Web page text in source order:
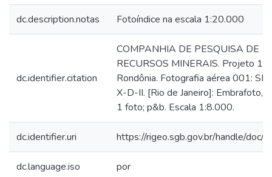
dc.description.notas Fotoíndice na escala 1:20.000
dc.identifier.citation
COMPANHIA DE PESQUISA DE
RECURSOS MINERAIS. Projeto 1,
Rondônia. Fotografia aérea 001:
X-D-II. [Rio de Janeiro]: Embrafoto,
1 foto; p&b. Escala 1:8.000.
dc.identifier.uri https://rigeo.sgb.gov.br/handle/doc/
dc.language.iso por